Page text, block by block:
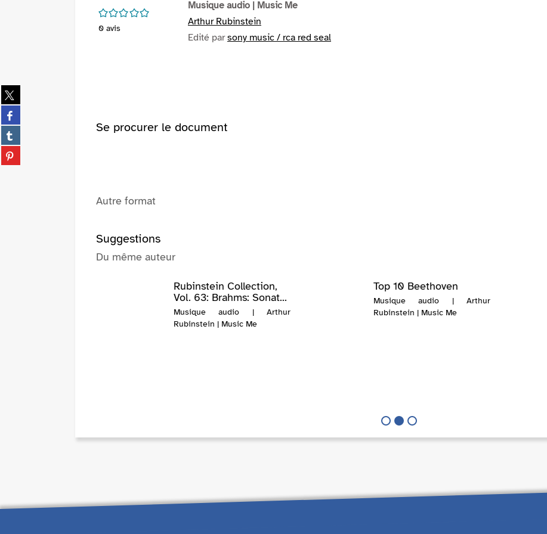
Partager
sur
twitter
(Nouvelle
fenêtre)
Partager
sur
facebook
(Nouvelle
fenêtre)
Partager
sur
tumblr
Partager
sur
/5
0 avis
Musique audio | Music Me
Arthur Rubinstein
Edité parsony music / rca red seal
Se procurer le document
Autre format
Suggestions
Du même auteur
Top 10 Beethoven
Musique audio | Arthur
Rubinstein | Music Me
Rubinstein Collection,
Vol. 63: Brahms: Sonat...
Musique audio | Arthur
Rubinstein | Music Me